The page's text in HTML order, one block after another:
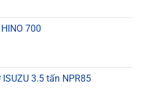
700
3.5 tấn NPR85